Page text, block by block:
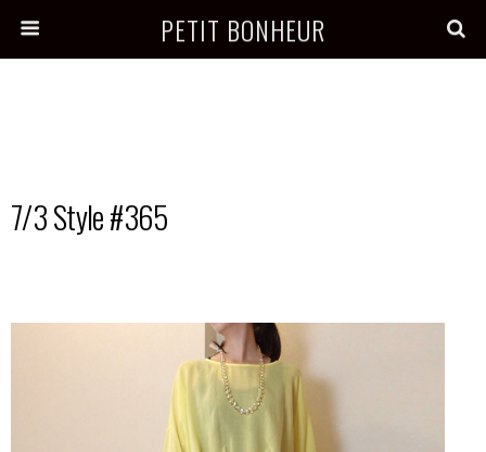
PETIT BONHEUR
7/3 Style #365